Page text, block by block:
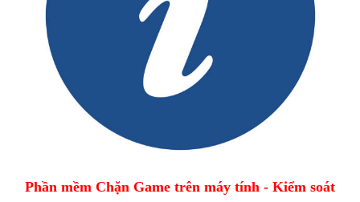
Phần mềm Chặn Game trên máy tính - Kiểm soát